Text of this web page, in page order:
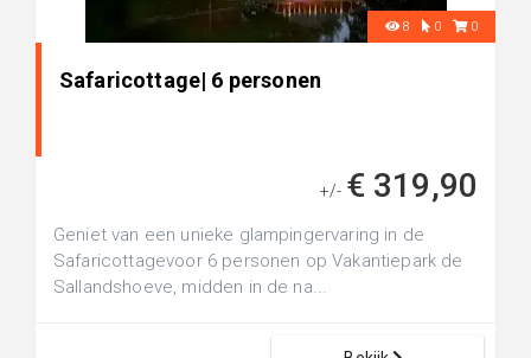
8 0 0
Safaricottage| 6 personen
+/- € 319,90
Geniet van een unieke glampingervaring in de
Safaricottagevoor 6 personen op Vakantiepark de
Sallandshoeve, midden in de na...